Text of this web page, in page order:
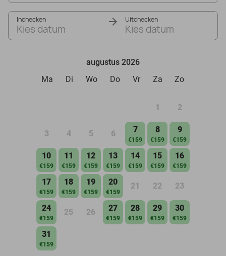
Inchecken
Kies datum
Uitchecken
Kies datum
augustus 2026
Ma
Di Wo Do Vr Za Zo
1 2
3 4 5 6 7
€159
8
€159
9
€159
10
€159
11
€159
12
€159
13
€159
14
€159
15
€159
16
€159
17
€159
18
€159
19
€159
20
€159
21 22 23
24
€159
25 26 27
€159
28
€159
29
€159
30
€159
31
€159